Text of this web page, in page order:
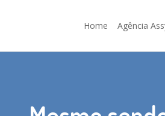
Home Agência